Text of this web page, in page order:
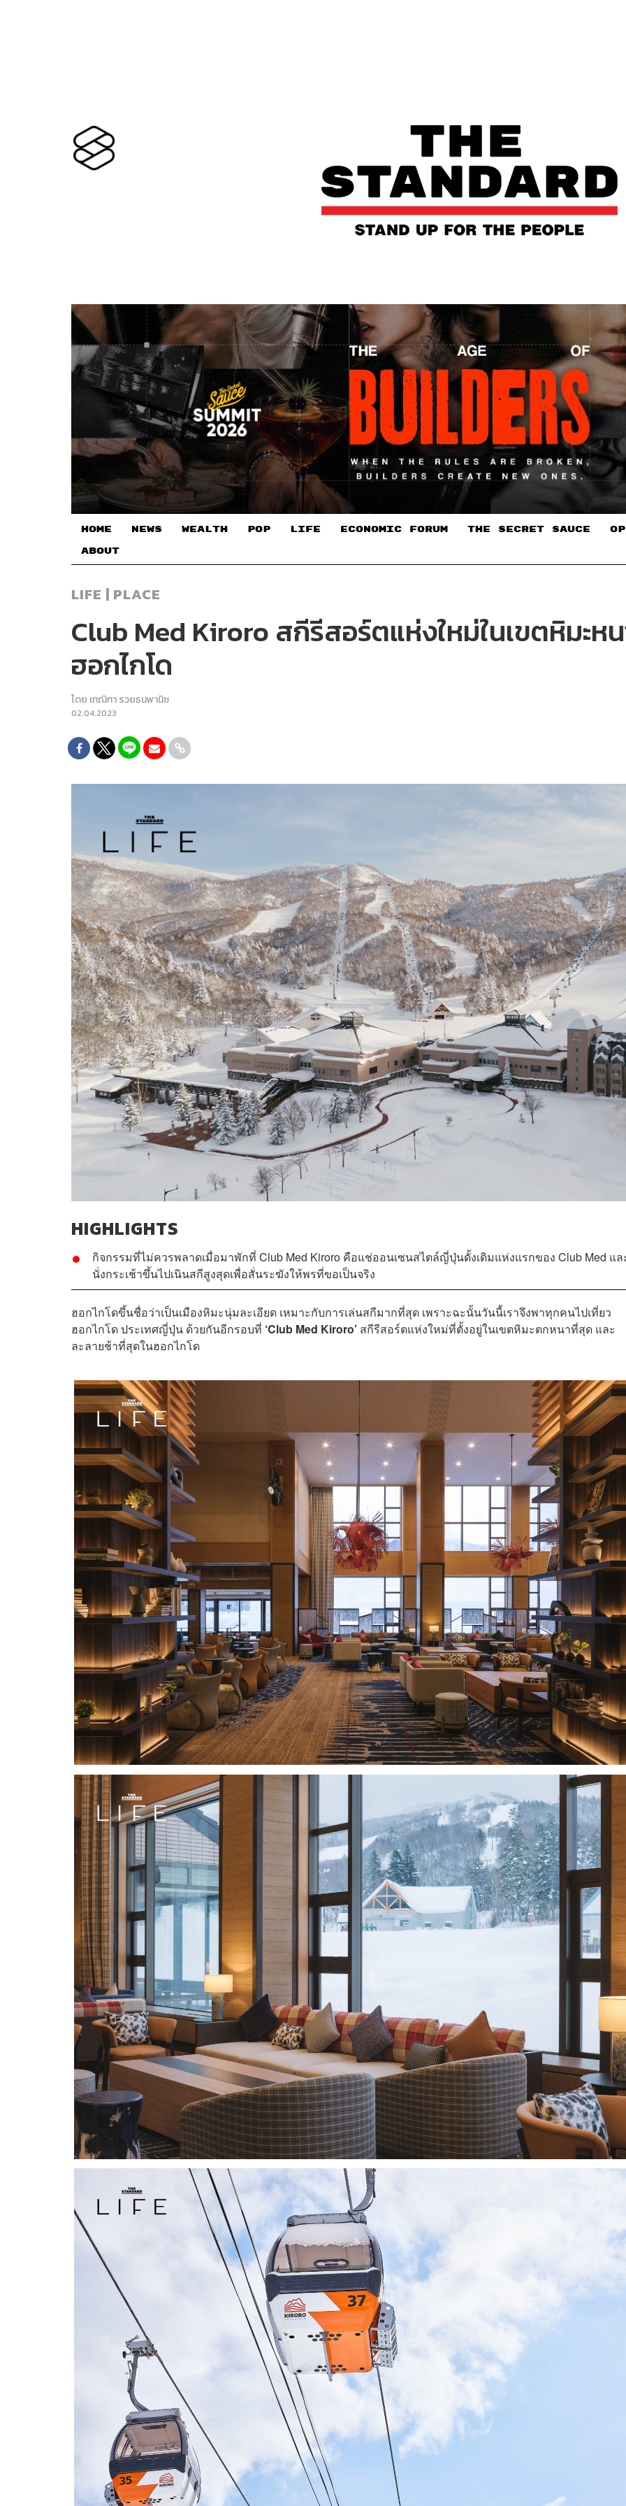
HOME NEWS WEALTH POP LIFE ECONOMIC FORUM THE SECRET SAUCE​
ABOUT
LIFE | PLACE
Club Med Kiroro สกีรีสอร์ตแห่งใหม่ในเขตหิมะห
ฮอกไกโด
โดย เกณิกา รวยธนพานิช
02.04.2023
HIGHLIGHTS
กิจกรรมที่ไม่ควรพลาดเมื่อมาพักที่ Club Med Kiroro คือแช่ออนเซนสไตล์ญี่ปุ่นดั้งเดิมแห่งแรกของ Club Med แล
นั่งกระเช้าขึ้นไปเนินสกีสูงสุดเพื่อสั่นระฆังให้พรที่ขอเป็นจริง
ฮอกไกโดขึ้นชื่อว่าเป็นเมืองหิมะนุ่มละเอียด เหมาะกับการเล่นสกีมากที่สุด เพราะฉะนั้นวันนี้เราจึงพาทุกคนไปเที่ยว
ฮอกไกโด ประเทศญี่ปุ่น ด้วยกันอีกรอบที่ ‘Club Med Kiroro’ สกีรีสอร์ตแห่งใหม่ที่ตั้งอยู่ในเขตหิมะตกหนาที่สุด และ
ละลายช้าที่สุดในฮอกไกโด